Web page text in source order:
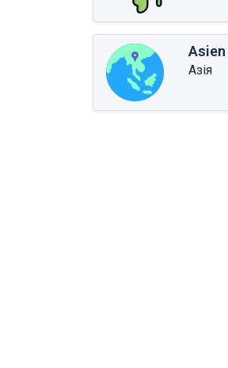
Asien
Азія